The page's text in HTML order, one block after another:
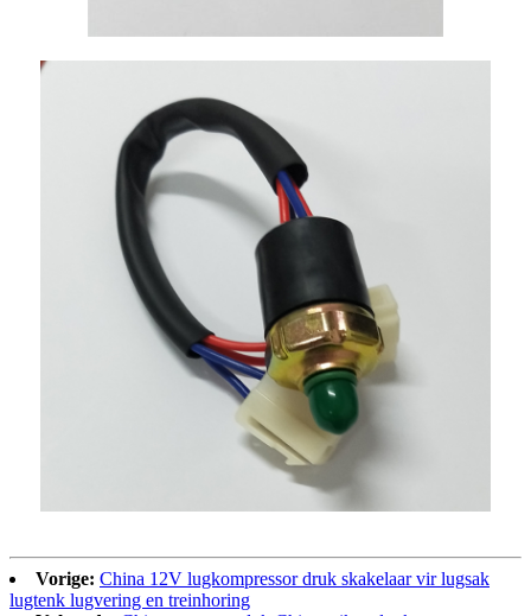
Vorige: China 12V lugkompressor druk skakelaar vir lugsak
lugtenk lugvering en treinhoring